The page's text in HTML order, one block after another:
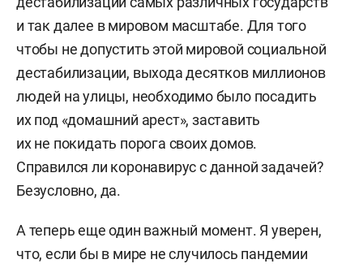
и так далее в мировом масштабе. Для того
чтобы не допустить этой мировой социальной
дестабилизации, выхода десятков миллионов
людей на улицы, необходимо было посадить
их под «домашний арест», заставить
их не покидать порога своих домов.
Справился ли коронавирус с данной задачей?
Безусловно, да.
А теперь еще один важный момент. Я уверен,
что, если бы в мире не случилось пандемии